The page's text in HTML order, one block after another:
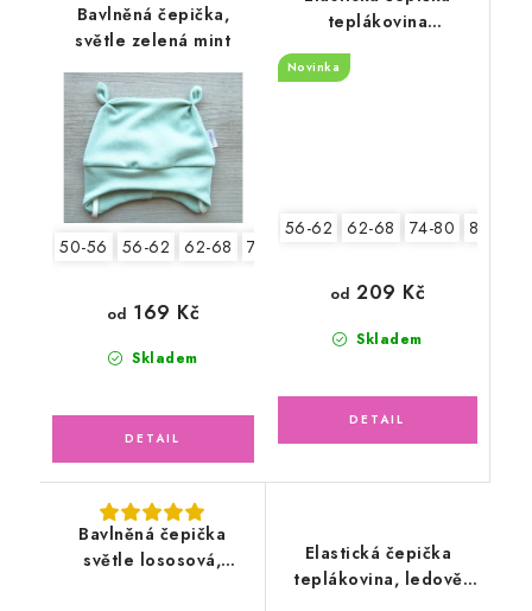
Bavlněná čepička,
světle zelená mint
50-56 56-62 62-68 74-80
Skladem
od 169 Kč
teplákovina
bílo/modrá, Bagr
Novinka
56-62 62-68 74-80 80-86
Skladem
od 209 Kč
Bavlněná čepička
světle lososová,
Elastická čepička
teplákovina, ledově